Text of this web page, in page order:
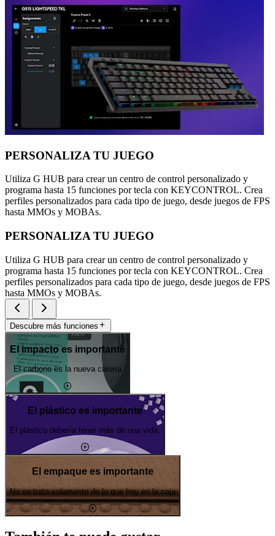
PERSONALIZA TU JUEGO
Utiliza G HUB para crear un centro de control personalizado y
programa hasta 15 funciones por tecla con KEYCONTROL. Crea
perfiles personalizados para cada tipo de juego, desde juegos de FPS
hasta MMOs y MOBAs.
PERSONALIZA TU JUEGO
Utiliza G HUB para crear un centro de control personalizado y
programa hasta 15 funciones por tecla con KEYCONTROL. Crea
perfiles personalizados para cada tipo de juego, desde juegos de FPS
hasta MMOs y MOBAs.
Descubre más funciones
El impacto es importante
El carbono es la nueva caloría
El plástico es importante
El plástico debería tener más de una vida.
El empaque es importante
No se trata solamente de lo que hay en la caja